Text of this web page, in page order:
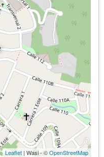
Leaflet | Wasi - ©OpenStreetMap